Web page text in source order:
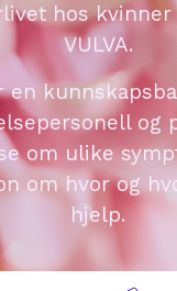
hos
VULVA.
en
og
om ulike
om hvor og
hjelp.